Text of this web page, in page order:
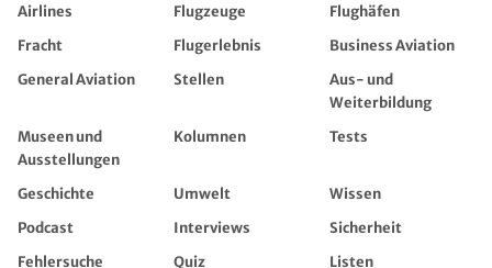
Airlines Flugzeuge
Flughäfen
Fracht
Flugerlebnis
Business Aviation
General Aviation
Stellen
Aus- und
Weiterbildung
Museen und
Ausstellungen
Kolumnen Tests
Geschichte Umwelt
Wissen
Podcast
Interviews
Sicherheit
Fehlersuche
Quiz
Listen